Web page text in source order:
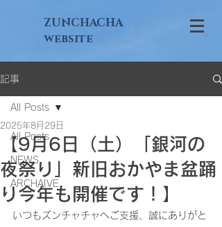
ZUNCHACHA
website
記事
All Posts
NEWS
ARCHAIVE
All Posts
【9月6日（土）「銀河の
夜祭り」新旧おかやま盆踊
り今年も開催です！】
2025年8月29日
いつもズンチャチャへご支援、誠にありがと